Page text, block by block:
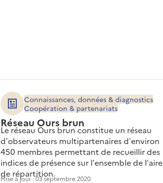
Réseau Ours brun
Connaissances, données & diagnostics
Coopération & partenariats
Le réseau Ours brun constitue un réseau
d’observateurs multipartenaires d’environ
450 membres permettant de recueillir des
indices de présence sur l’ensemble de l’aire
de répartition.
Mise à jour : 03 septembre 2020